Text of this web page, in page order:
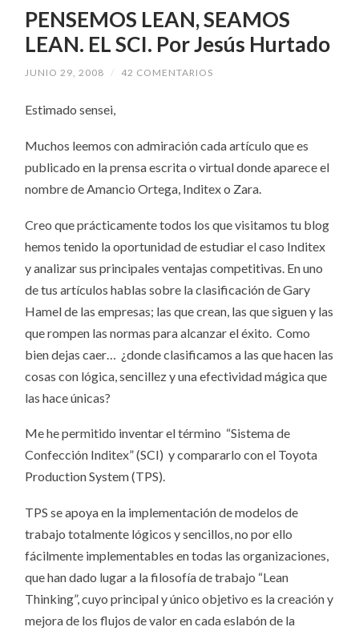
PENSEMOS LEAN, SEAMOS
LEAN. EL SCI. Por Jesús Hurtado
JUNIO 29, 2008 / 42 COMENTARIOS
Estimado sensei,
Muchos leemos con admiración cada artículo que es
publicado en la prensa escrita o virtual donde aparece el
nombre de Amancio Ortega, Inditex o Zara.
Creo que prácticamente todos los que visitamos tu blog
hemos tenido la oportunidad de estudiar el caso Inditex
y analizar sus principales ventajas competitivas. En uno
de tus artículos hablas sobre la clasificación de Gary
Hamel de las empresas; las que crean, las que siguen y las
que rompen las normas para alcanzar el éxito. Como
bien dejas caer… ¿donde clasificamos a las que hacen las
cosas con lógica, sencillez y una efectividad mágica que
las hace únicas?
Me he permitido inventar el término “Sistema de
Confección Inditex” (SCI) y compararlo con el Toyota
Production System (TPS).
TPS se apoya en la implementación de modelos de
trabajo totalmente lógicos y sencillos, no por ello
fácilmente implementables en todas las organizaciones,
que han dado lugar a la filosofía de trabajo “Lean
Thinking”, cuyo principal y único objetivo es la creación y
mejora de los flujos de valor en cada eslabón de la